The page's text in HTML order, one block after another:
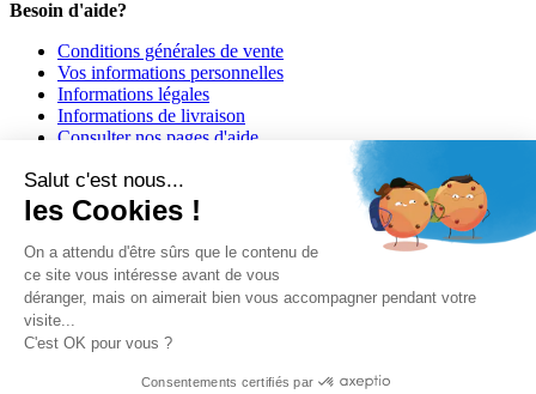
Besoin d'aide?
Conditions générales de vente
Vos informations personnelles
Informations légales
Informations de livraison
Consulter nos pages d'aide
Girodmedical est également présent dans 23 pays
© 2026 Girodmedical. Tous droits réservés.
Paiement 100 % sécurisé !
Contrôle Anti-Fraude, Certificat SSL
Salut c'est nous...
les Cookies !
On a attendu d'être sûrs que le contenu de
ce site vous intéresse avant de vous
déranger, mais on aimerait bien vous accompagner pendant votre
visite...
C'est OK pour vous ?
Consentements certifiés par